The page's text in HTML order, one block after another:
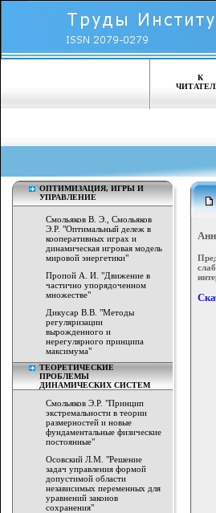
К
ОПТИМИЗАЦИЯ, ИГРЫ И
УПРАВЛЕНИЕ
Смольяков В. Э., Смольяков
Э.Р. "Оптимальный дележ в
кооперативных играх и
динамическая игровая модель
мировой энергетики"
Пропой А. И. "Движение в
частично упорядоченном
множестве"
Дикусар В.В. "Методы
регуляризации
вырожденного и
нерегулярного принципа
максимума"
ТЕОРЕТИЧЕСКИЕ
ПРОБЛЕМЫ
ДИНАМИЧЕСКИХ СИСТЕМ
Смольяков Э.Р. "Принцип
экстремальности в теории
размерностей и новые
фундаментальные физические
постоянные"
Осовский Л.М. "Решение
задач управления формой
допустимой области
независимых переменных для
уравнений законов
сохранения"